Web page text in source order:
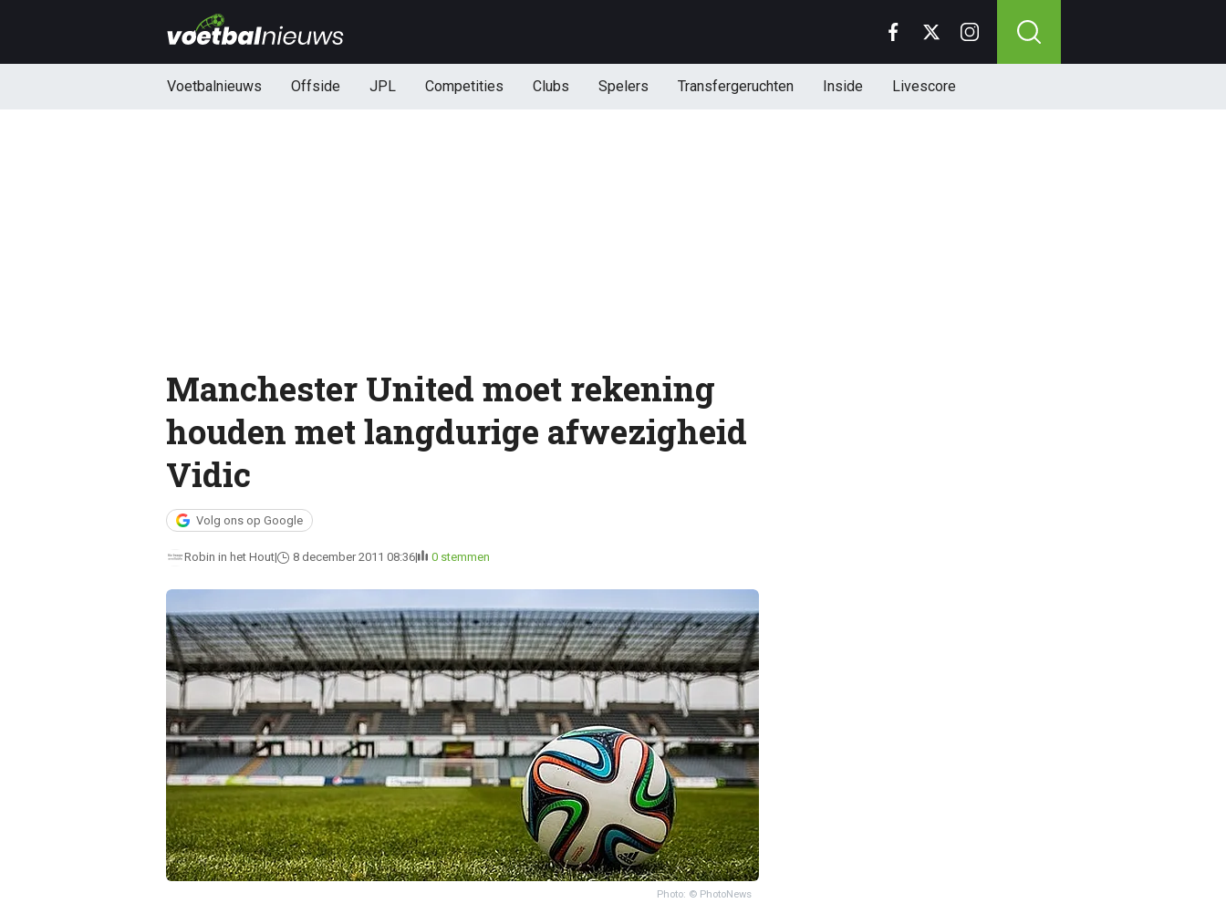
Voetbalnieuws Offside JPL Competities Clubs Spelers Transfergeruchten Inside Livescore
Manchester United moet rekening
houden met langdurige afwezigheid
Vidic
Volg ons op Google
Robin in het Hout 8 december 2011 08:36 0 stemmen
Photo: © PhotoNews